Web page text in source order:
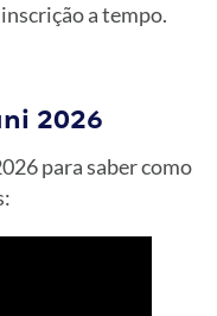
a tempo.
2026
para saber como